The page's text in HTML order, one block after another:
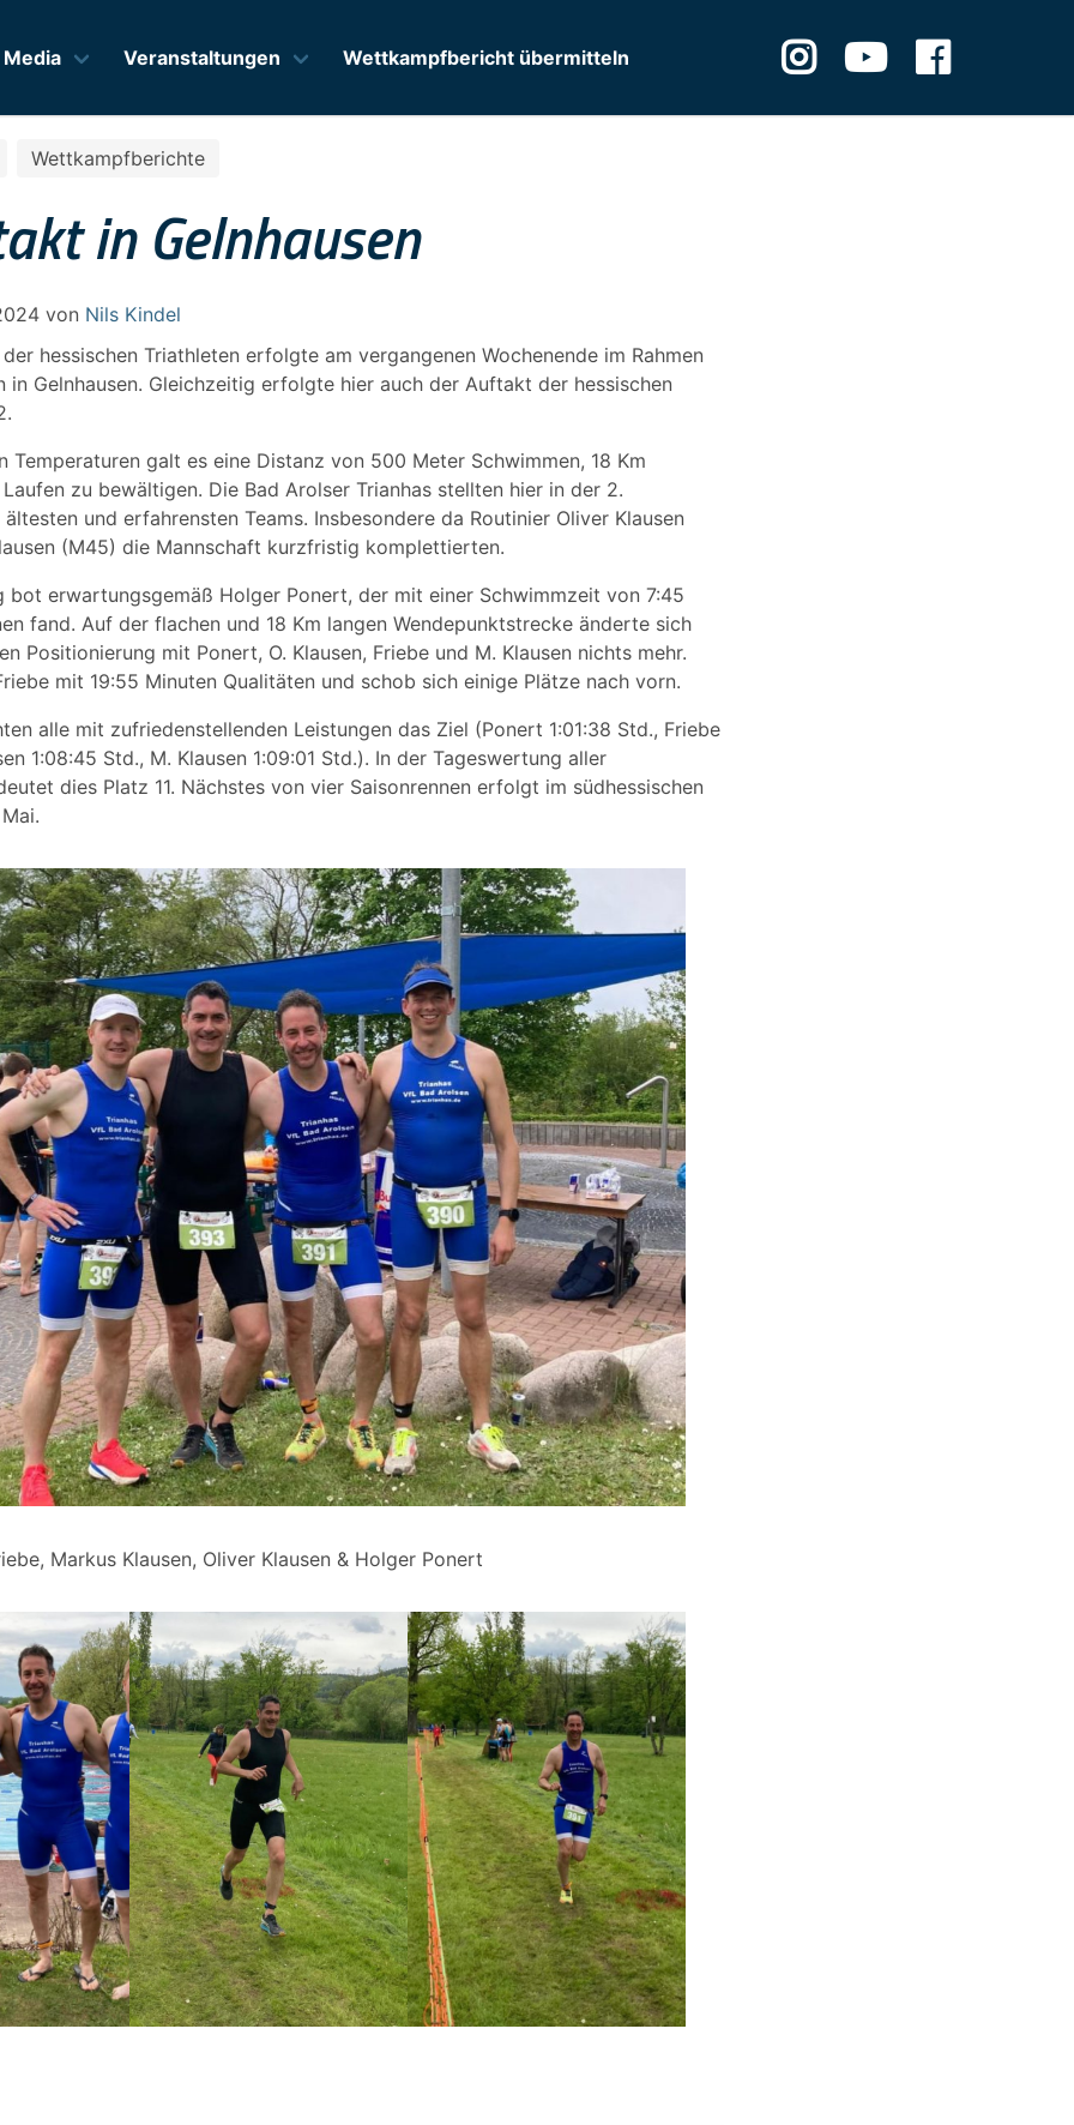
Media Veranstaltungen Wettkampfbericht übermitteln
Wettkampfberichte
in Gelnhausen
von Nils Kindel
hessischen Triathleten erfolgte am vergangenen Wochenende im Rahmen
Gelnhausen. Gleichzeitig erfolgte hier auch der Auftakt der hessischen
Temperaturen galt es eine Distanz von 500 Meter Schwimmen, 18 Km
zu bewältigen. Die Bad Arolser Trianhas stellten hier in der 2.
und erfahrensten Teams. Insbesondere da Routinier Oliver Klausen
(M45) die Mannschaft kurzfristig komplettierten.
bot erwartungsgemäß Holger Ponert, der mit einer Schwimmzeit von 7:45
fand. Auf der flachen und 18 Km langen Wendepunktstrecke änderte sich
Positionierung mit Ponert, O. Klausen, Friebe und M. Klausen nichts mehr.
mit 19:55 Minuten Qualitäten und schob sich einige Plätze nach vorn.
alle mit zufriedenstellenden Leistungen das Ziel (Ponert 1:01:38 Std., Friebe
1:08:45 Std., M. Klausen 1:09:01 Std.). In der Tageswertung aller
dies Platz 11. Nächstes von vier Saisonrennen erfolgt im südhessischen
Markus Klausen, Oliver Klausen & Holger Ponert